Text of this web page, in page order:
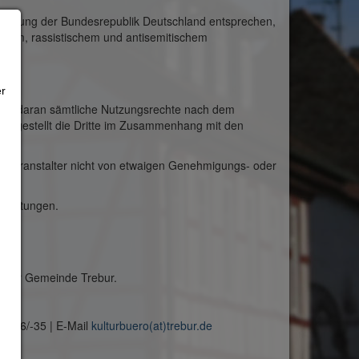
der Bundesrepublik Deutschland entsprechen,
rassistischem und antisemitischem
daran sämtliche Nutzungsrechte nach dem
die Dritte im Zusammenhang mit den
nicht von etwaigen Genehmigungs- oder
Gemeinde Trebur.
16/-35 | E-Mail kulturbuero(at)trebur.de